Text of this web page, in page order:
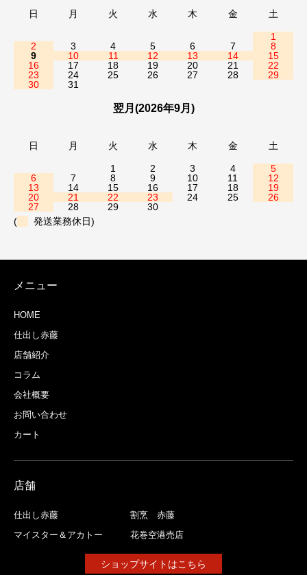
日 月 火 水 木 金 土
1
2
3 4 5 6 7
8
9
10 11 12 13 14
15
16
17 18 19 20 21
22
23
24 25 26 27 28
29
30
31
翌月(2026年9月)
日 月 火 水 木 金 土
1 2 3 4
5
6
7 8 9 10 11
12
13
14 15 16 17 18
19
20
21 22 23 24 25
26
27
28 29
30
(
発送業務休日)
メニュー
HOME
仕出し赤藤
店舗紹介
コラム
会社概要
お問い合わせ
カート
店舗
仕出し赤藤
割烹 赤藤
マイスター＆アカトー
花巻空港売店
ショップサイトはこちら